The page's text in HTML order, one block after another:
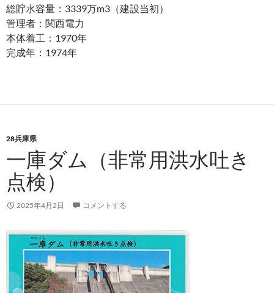
総貯水容量：3339万m3（建設当初）
管理者：関西電力
本体着工：1970年
完成年：1974年
28兵庫県
一庫ダム（非常用洪水吐き
点検）
2025年4月2日 コメントする